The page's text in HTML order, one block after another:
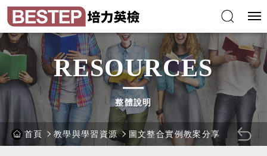
容
區
力
語
能
力
檢
定
測
驗
RESOURCES
整體說明
首頁 教學與學習資源 圖文整合實例教案分享 回